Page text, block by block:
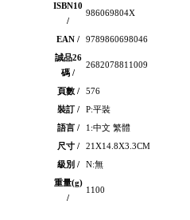
ISBN10
/
986069804X
EAN /
9789860698046
誠品26
碼 /
2682078811009
頁數 /
576
裝訂 /
P:平裝
語言 /
1:中文 繁體
尺寸 /
21X14.8X3.3CM
級別 /
N:無
重量(g)
/
1100